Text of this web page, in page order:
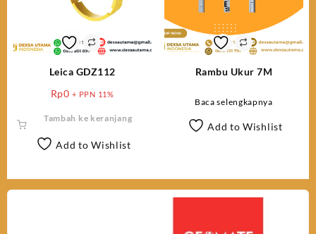
Leica GDZ112
Rp0 + PPN 11%
Tambah ke keranjang
Add to Wishlist
Rambu Ukur 7M
Baca selengkapnya
Add to Wishlist